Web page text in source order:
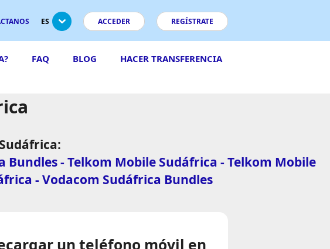
ES ACCEDER REGÍSTRATE
FAQ BLOG HACER TRANSFERENCIA
Bundles -Telkom Mobile Sudáfrica - Telkom Mobile
- Vodacom Sudáfrica Bundles
un teléfono móvil en